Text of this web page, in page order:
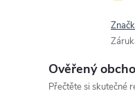
Ověřený
Přečtěte si skutečné